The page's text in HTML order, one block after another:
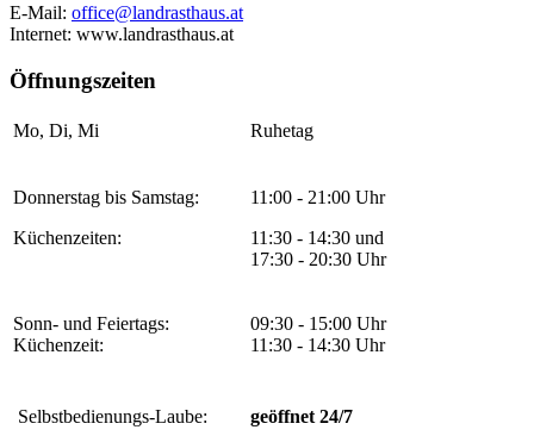
E-Mail: office@landrasthaus.at
Internet: www.landrasthaus.at
Öffnungszeiten
Mo, Di, Mi Ruhetag
Donnerstag bis Samstag:
Küchenzeiten:
11:00 - 21:00 Uhr
11:30 - 14:30 und
17:30 - 20:30 Uhr
Sonn- und Feiertags:
Küchenzeit:
09:30 - 15:00 Uhr
11:30 - 14:30 Uhr
Selbstbedienungs-Laube: geöffnet 24/7